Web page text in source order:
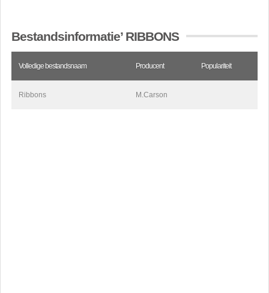
Bestandsinformatie’ RIBBONS
Volledige bestandsnaam Producent Populariteit
Ribbons M.Carson